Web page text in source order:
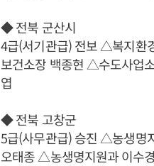
◆ 전북 군산시
4급(서기관급) 전보 △복지
보건소장 백종현 △수도사업
엽
◆ 전북 고창군
5급(사무관급) 승진 △농생
오태종 △농생명지원과 이수경